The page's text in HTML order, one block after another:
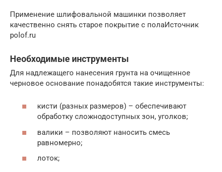
Применение шлифовальной машинки позволяет
качественно снять старое покрытие с полаИсточник
polof.ru
Необходимые инструменты
Для надлежащего нанесения грунта на очищенное
черновое основание понадобятся такие инструменты:
кисти (разных размеров) – обеспечивают
обработку сложнодоступных зон, уголков;
валики – позволяют наносить смесь
равномерно;
лоток;